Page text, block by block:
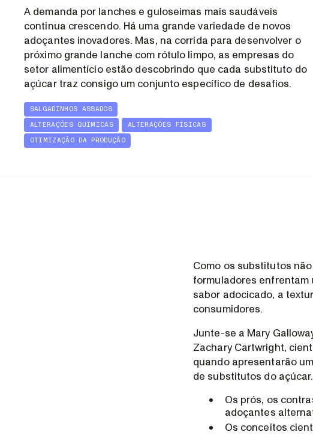
A demanda por lanches e guloseimas mais saudáveis
continua crescendo. Há uma grande variedade de novos
adoçantes inovadores. Mas, na corrida para desenvolver o
próximo grande lanche com rótulo limpo, as empresas do
setor alimentício estão descobrindo que cada substituto do
açúcar traz consigo um conjunto específico de desafios.
SALGADINHOS ASSADOS
ALTERAÇÕES QUÍMICAS
ALTERAÇÕES FÍSICAS
OTIMIZAÇÃO DA PRODUÇÃO
Como os substitutos
formuladores enfrentam
sabor adocicado, a
consumidores.
Junte-se a Mary
Zachary Cartwright,
quando apresentarão
de substitutos do
Os prós, os
adoçantes
Os conceitos